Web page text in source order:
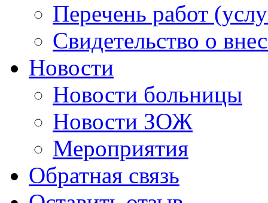
Перечень работ
Свидетельство о
Новости
Новости больницы
Новости ЗОЖ
Мероприятия
Обратная связь